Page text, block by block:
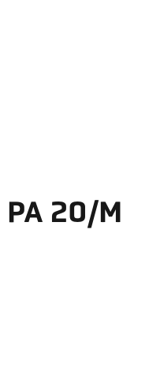
20/M